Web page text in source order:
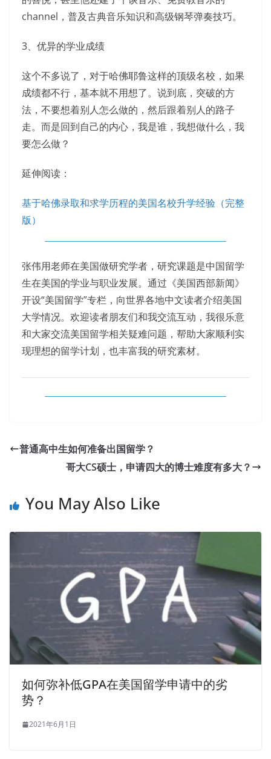
channel，普及古典音乐知识和高级钢琴弹奏技巧。
3、优异的学业成绩
这个不多说了，对于哈佛耶鲁这样的顶级名校，如果
成绩都不行，基本就不用想了。说到底，突破的方
法，不要想着别人怎么做的，然后跟着别人的路子
走。而是回到自己的内心，我是谁，我想做什么，我
要怎么做？
延伸阅读：
基于哈佛录取和求学历程的美国名校升学经验（完整
版）
张伟用老师在美国做研究学者，研究课题是中国留学
生在美国的学业与职业发展。通过《美国西部新闻》
开设“美国留学”专栏，向世界各地中文读者介绍美国
大学情况。欢迎读者朋友们和我交流互动，我很乐意
和大家交流美国留学相关疑难问题，帮助大家顺利实
现理想的留学计划，也丰富我的研究素材。
普通高中生如何准备出国留学？
哥大CS硕士，申请四大的博士难度有多大？
You May Also Like
如何弥补低GPA在美国留学申请中的劣
势？
2021年6月1日